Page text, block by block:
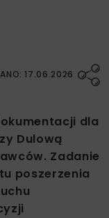
17.06.2026
dla
Dulową
Zadanie
poszerzenia